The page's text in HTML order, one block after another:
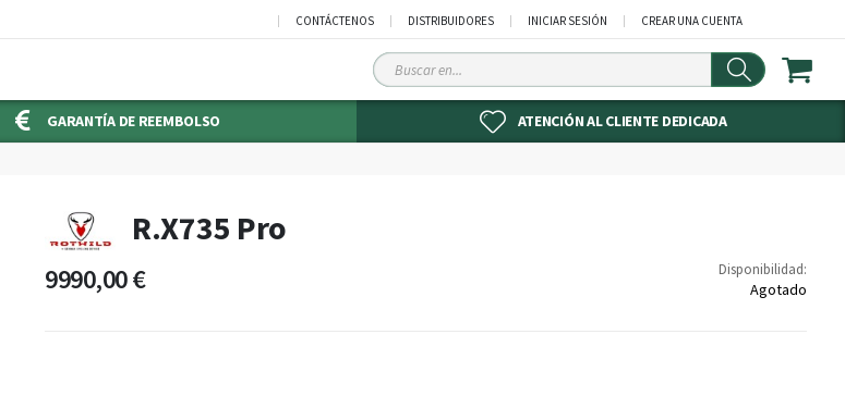
CONTÁCTENOS DISTRIBUIDORES INICIAR SESIÓN CREAR UNA CUENTA
Buscar
en
GARANTÍA DE REEMBOLSO ATENCIÓN AL CLIENTE DEDICADA
R.X735 Pro
9990,00 € Disponibilidad:
Agotado